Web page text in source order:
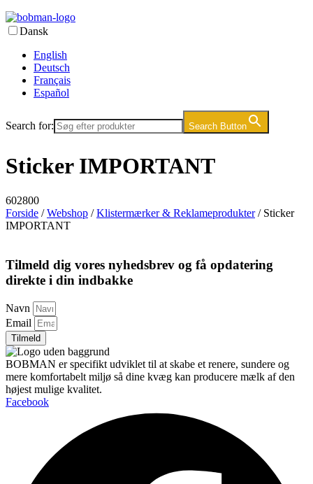
Dansk
English
Deutsch
Français
Español
Search for: Search Button
Sticker IMPORTANT
602800
Forside /Webshop /Klistermærker & Reklameprodukter/ Sticker
IMPORTANT
Tilmeld dig vores nyhedsbrev og få opdatering
direkte i din indbakke
Navn
Email
Tilmeld
BOBMAN er specifikt udviklet til at skabe et renere, sundere og
mere komfortabelt miljø så dine kvæg kan producere mælk af den
højest mulige kvalitet.
Facebook